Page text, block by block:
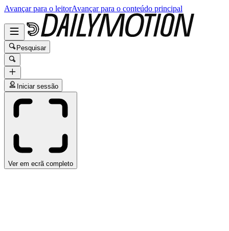
Avançar para o leitorAvançar para o conteúdo principal
Pesquisar
Iniciar sessão
Ver em ecrã completo